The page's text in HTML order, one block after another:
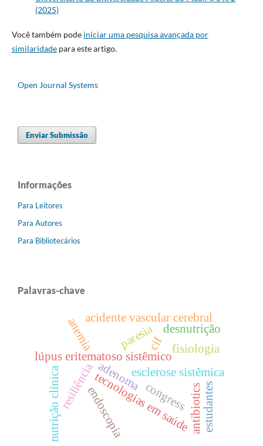
(2025)
Você também pode iniciar uma pesquisa avançada por
similaridadepara este artigo.
Open Journal Systems
Enviar Submissão
Informações
Para Leitores
Para Autores
Para Bibliotecários
Palavras-chave
adenoma
tecnologias em saúde
esclerose sistêmica
lúpus eritematoso sistêmico
resiliência
nutrição clínica
paresia
antibiotics
acidente vascular cerebral
cif
desnutrição
anemia
endoscopia estudantes
fisiologia
congress